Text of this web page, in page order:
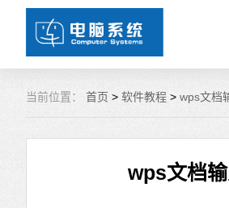
当前位置： 首页 > 软件教程 > wps文档
wps文档